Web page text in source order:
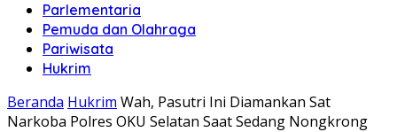
Parlementaria
Pemuda dan Olahraga
Pariwisata
Hukrim
Beranda Hukrim Wah, Pasutri Ini Diamankan Sat
Narkoba Polres OKU Selatan Saat Sedang Nongkrong